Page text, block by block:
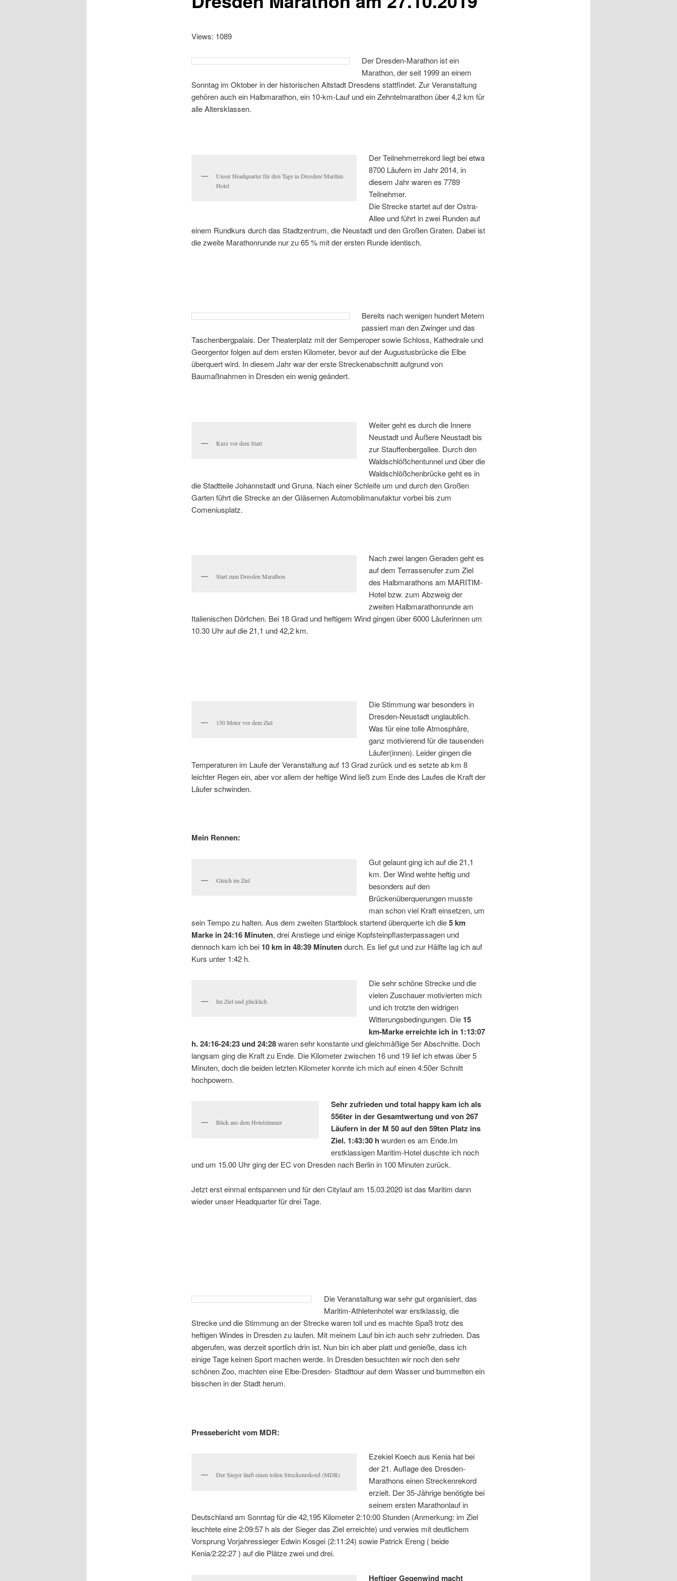
Views: 1089
Der Dresden-Marathon ist ein
Marathon, der seit 1999 an einem
Sonntag im Oktober in der historischen Altstadt Dresdens stattfindet. Zur Veranstaltung
gehören auch ein Halbmarathon, ein 10-km-Lauf und ein Zehntelmarathon über 4,2 km für
alle Altersklassen.
Unser Headquarter für drei Tage in Dresden/ Maritim
Hotel
Der Teilnehmerrekord liegt bei etwa
8700 Läufern im Jahr 2014, in
diesem Jahr waren es 7789
Teilnehmer.
Die Strecke startet auf der Ostra-
Allee und führt in zwei Runden auf
einem Rundkurs durch das Stadtzentrum, die Neustadt und den Großen Graten. Dabei ist
die zweite Marathonrunde nur zu 65 % mit der ersten Runde identisch.
Bereits nach wenigen hundert Metern
passiert man den Zwinger und das
Taschenbergpalais. Der Theaterplatz mit der Semperoper sowie Schloss, Kathedrale und
Georgentor folgen auf dem ersten Kilometer, bevor auf der Augustusbrücke die Elbe
überquert wird. In diesem Jahr war der erste Streckenabschnitt aufgrund von
Baumaßnahmen in Dresden ein wenig geändert.
Kurz vor dem Start
Weiter geht es durch die Innere
Neustadt und Äußere Neustadt bis
zur Stauffenbergallee. Durch den
Waldschlößchentunnel und über die
Waldschlößchenbrücke geht es in
die Stadtteile Johannstadt und Gruna. Nach einer Schleife um und durch den Großen
Garten führt die Strecke an der Gläsernen Automobilmanufaktur vorbei bis zum
Comeniusplatz.
Start zum Dresden Marathon
Nach zwei langen Geraden geht es
auf dem Terrassenufer zum Ziel
des Halbmarathons am MARITIM-
Hotel bzw. zum Abzweig der
zweiten Halbmarathonrunde am
Italienischen Dörfchen. Bei 18 Grad und heftigem Wind gingen über 6000 Läuferinnen um
10.30 Uhr auf die 21,1 und 42,2 km.
150 Meter vor dem Ziel
Die Stimmung war besonders in
Dresden-Neustadt unglaublich.
Was für eine tolle Atmosphäre,
ganz motivierend für die tausenden
Läufer(innen). Leider gingen die
Temperaturen im Laufe der Veranstaltung auf 13 Grad zurück und es setzte ab km 8
leichter Regen ein, aber vor allem der heftige Wind ließ zum Ende des Laufes die Kraft der
Läufer schwinden.
Mein Rennen:
Gleich im Ziel
Gut gelaunt ging ich auf die 21,1
km. Der Wind wehte heftig und
besonders auf den
Brückenüberquerungen musste
man schon viel Kraft einsetzen, um
sein Tempo zu halten. Aus dem zweiten Startblock startend überquerte ich die5 km
Marke in 24:16 Minuten, drei Anstiege und einige Kopfsteinpflasterpassagen und
dennoch kam ich bei 10 km in 48:39 Minutendurch. Es lief gut und zur Hälfte lag ich auf
Kurs unter 1:42 h.
Im Ziel und glücklich
Die sehr schöne Strecke und die
vielen Zuschauer motivierten mich
und ich trotzte den widrigen
Witterungsbedingungen. Die 15
km-Marke erreichte ich in 1:13:07
h. 24:16-24:23 und 24:28waren sehr konstante und gleichmäßige 5er Abschnitte. Doch
langsam ging die Kraft zu Ende. Die Kilometer zwischen 16 und 19 lief ich etwas über 5
Minuten, doch die beiden letzten Kilometer konnte ich mich auf einen 4:50er Schnitt
hochpowern.
Blick aus dem Hotelzimmer
Sehr zufrieden und total happy kam ich als
556ter in der Gesamtwertung und von 267
Läufern in der M 50 auf den 59ten Platz ins
Ziel. 1:43:30 h wurden es am Ende.Im
erstklassigen Maritim-Hotel duschte ich noch
und um 15.00 Uhr ging der EC von Dresden nach Berlin in 100 Minuten zurück.
Jetzt erst einmal entspannen und für den Citylauf am 15.03.2020 ist das Maritim dann
wieder unser Headquarter für drei Tage.
Die Veranstaltung war sehr gut organisiert, das
Maritim-Athletenhotel war erstklassig, die
Strecke und die Stimmung an der Strecke waren toll und es machte Spaß trotz des
heftigen Windes in Dresden zu laufen. Mit meinem Lauf bin ich auch sehr zufrieden. Das
abgerufen, was derzeit sportlich drin ist. Nun bin ich aber platt und genieße, dass ich
einige Tage keinen Sport machen werde. In Dresden besuchten wir noch den sehr
schönen Zoo, machten eine Elbe-Dresden- Stadttour auf dem Wasser und bummelten ein
bisschen in der Stadt herum.
Pressebericht vom MDR:
Der Sieger läuft einen tollen Streckenrekord (MDR)
Ezekiel Koech aus Kenia hat bei
der 21. Auflage des Dresden-
Marathons einen Streckenrekord
erzielt. Der 35-Jährige benötigte bei
seinem ersten Marathonlauf in
Deutschland am Sonntag für die 42,195 Kilometer 2:10:00 Stunden (Anmerkung: im Ziel
leuchtete eine 2:09:57 h als der Sieger das Ziel erreichte) und verwies mit deutlichem
Vorsprung Vorjahressieger Edwin Kosgei (2:11:24) sowie Patrick Ereng ( beide
Kenia/2:22:27 ) auf die Plätze zwei und drei.
Heftiger Gegenwind macht